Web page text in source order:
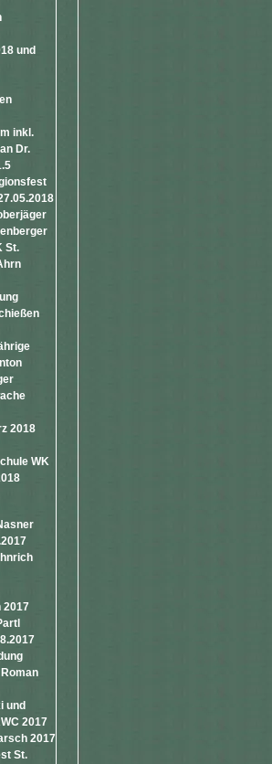
und
inkl.
Dr.
St.
2018
WK
2017
und
2017
2017
St.